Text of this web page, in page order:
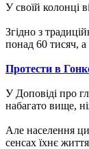
У своїй колонці
Згідно з
понад 60 тисяч,
Протести в
У Доповіді про
набагато вище,
Але населення
сенсах їхнє